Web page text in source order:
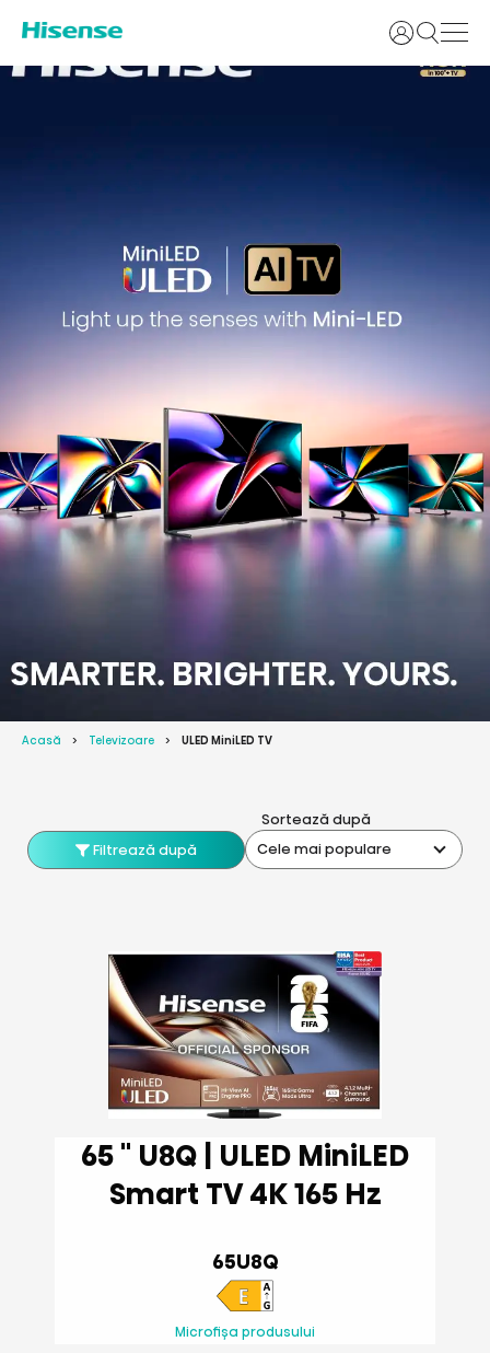
Login
Acasă Televizoare ULED MiniLED TV
Filtrează după
Sortează după
Cele mai populare
65 '' U8Q | ULED MiniLED
Smart TV 4K 165 Hz
65U8Q
Microfișa produsului